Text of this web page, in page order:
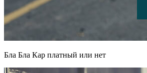
Бла Бла Кар платный или нет